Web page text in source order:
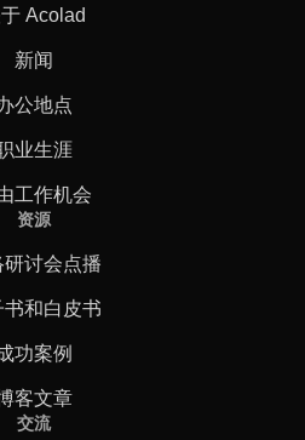
Acolad
新闻
公地点
业生涯
工作机会
资源
研讨会点播
书和白皮书
功案例
客文章
交流